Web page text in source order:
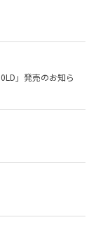
」発売のお知ら